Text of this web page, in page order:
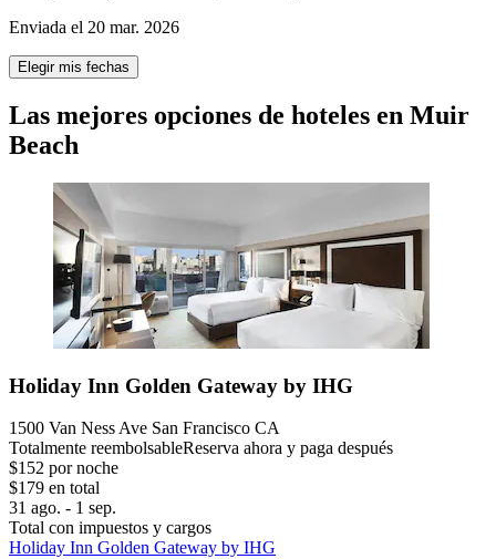
Enviada el 20 mar. 2026
Elegir mis fechas
Las mejores opciones de hoteles en Muir
Beach
Holiday Inn Golden Gateway by IHG
1500 Van Ness Ave San Francisco CA
Totalmente reembolsableReserva ahora y paga después
$152 por noche
$179 en total
31 ago. - 1 sep.
Total con impuestos y cargos
Holiday Inn Golden Gateway by IHG